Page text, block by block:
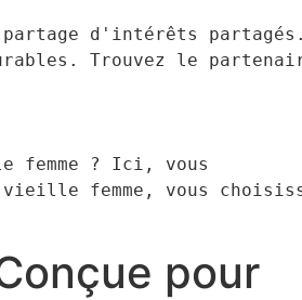
partage d'intérêts partagés.
Trouvez le
femme ? Ici, vous
femme, vous
pour